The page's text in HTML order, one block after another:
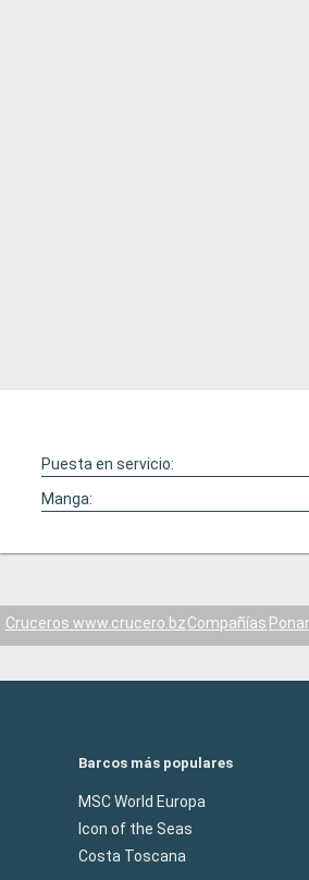
Puesta en servicio:
Manga:
Cruceros www.crucero.bzCompañías
Barcos más populares
MSC World Europa
Icon of the Seas
Costa Toscana